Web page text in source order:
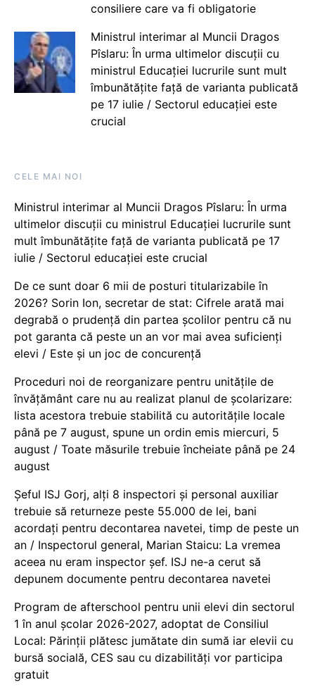
consiliere care va fi obligatorie
Ministrul interimar al Muncii Dragos
Pîslaru: În urma ultimelor discuții cu
ministrul Educației lucrurile sunt mult
îmbunătățite față de varianta publicată
pe 17 iulie / Sectorul educației este
crucial
CELE MAI NOI
Ministrul interimar al Muncii Dragos Pîslaru: În urma
ultimelor discuții cu ministrul Educației lucrurile sunt
mult îmbunătățite față de varianta publicată pe 17
iulie / Sectorul educației este crucial
De ce sunt doar 6 mii de posturi titularizabile în
2026? Sorin Ion, secretar de stat: Cifrele arată mai
degrabă o prudență din partea școlilor pentru că nu
pot garanta că peste un an vor mai avea suficienți
elevi / Este și un joc de concurență
Proceduri noi de reorganizare pentru unitățile de
învățământ care nu au realizat planul de școlarizare:
lista acestora trebuie stabilită cu autoritățile locale
până pe 7 august, spune un ordin emis miercuri, 5
august / Toate măsurile trebuie încheiate până pe 24
august
Șeful ISJ Gorj, alți 8 inspectori și personal auxiliar
trebuie să returneze peste 55.000 de lei, bani
acordați pentru decontarea navetei, timp de peste un
an / Inspectorul general, Marian Staicu: La vremea
aceea nu eram inspector șef. ISJ ne-a cerut să
depunem documente pentru decontarea navetei
Program de afterschool pentru unii elevi din sectorul
1 în anul școlar 2026-2027, adoptat de Consiliul
Local: Părinții plătesc jumătate din sumă iar elevii cu
bursă socială, CES sau cu dizabilităţi vor participa
gratuit